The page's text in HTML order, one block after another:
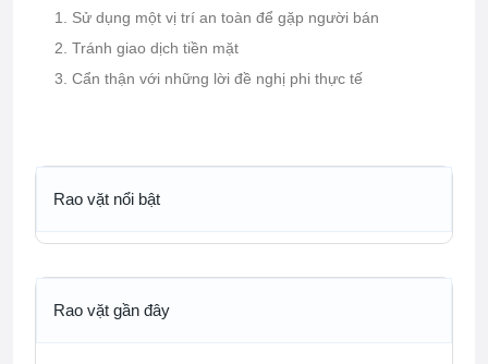
Sử dụng một vị trí an toàn để gặp người bán
Tránh giao dịch tiền mặt
Cẩn thận với những lời đề nghị phi thực tế
Rao vặt nổi bật
Rao vặt gần đây